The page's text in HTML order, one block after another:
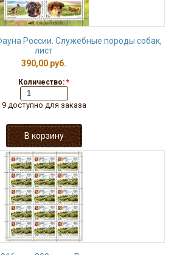
России. Служебные породы собак,
лист
390,00 руб.
Количество: *
9 доступно для заказа